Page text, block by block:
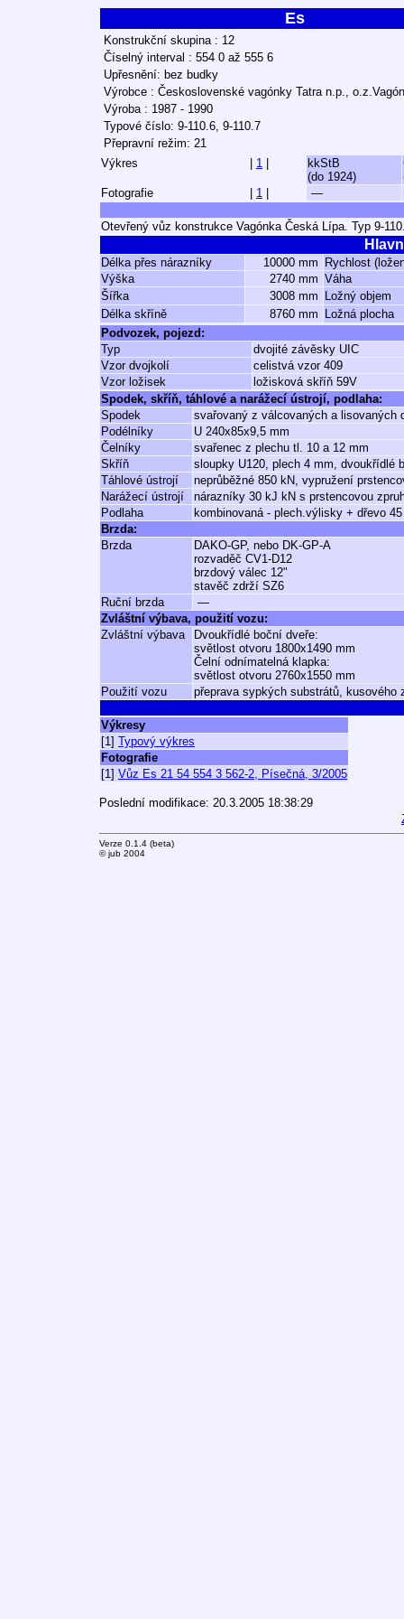
Es
Konstrukční skupina : 12
Číselný interval : 554 0 až 555 6
Upřesnění: bez budky
Výrobce : Československé vagónky Tatra n.p.,
Výroba : 1987 - 1990
Typové číslo: 9-110.6, 9-110.7
Přepravní režim: 21
Výkres
1
kkStB
(do 1924)
Fotografie
1 —
Otevřený vůz konstrukce Vagónka Česká Lípa. Typ 9-
Délka přes nárazníky 10000 mm
Rychlost
Výška
2740 mm Váha
Šířka
3008 mm
Ložný objem
Délka skříně
8760 mm
Ložná plocha
Podvozek, pojezd:
Typ
dvojité závěsky UIC
Vzor dvojkolí
celistvá vzor 409
Vzor ložisek
ložisková skříň 59V
Spodek, skříň, táhlové a narážecí ústrojí, podlaha:
Spodek
svařovaný z válcovaných a lisovaných
Podélníky
U 240x85x9,5 mm
Čelníky
svařenec z plechu tl. 10 a 12 mm
Skříň
sloupky U120, plech 4 mm, dvoukřídlé
Táhlové ústrojí
neprůběžné 850 kN, vypružení
Narážecí ústrojí
nárazníky 30 kJ kN s prstencovou
Podlaha
kombinovaná - plech.výlisky + dřevo
Brzda:
Brzda
DAKO-GP, nebo DK-GP-A
rozvaděč CV1-D12
brzdový válec 12"
stavěč zdrží SZ6
Ruční brzda
—
Zvláštní výbava, použití vozu:
Zvláštní výbava
Dvoukřídlé boční dveře:
světlost otvoru 1800x1490 mm
Čelní odnímatelná klapka:
světlost otvoru 2760x1550 mm
Použití vozu
přeprava sypkých substrátů, kusového
Výkresy
[1] Typový výkres
Fotografie
[1] Vůz Es 21 54 554 3 562-2, Písečná, 3/2005
Poslední modifikace: 20.3.2005 18:38:29
Verze 0.1.4 (beta)
© jub 2004